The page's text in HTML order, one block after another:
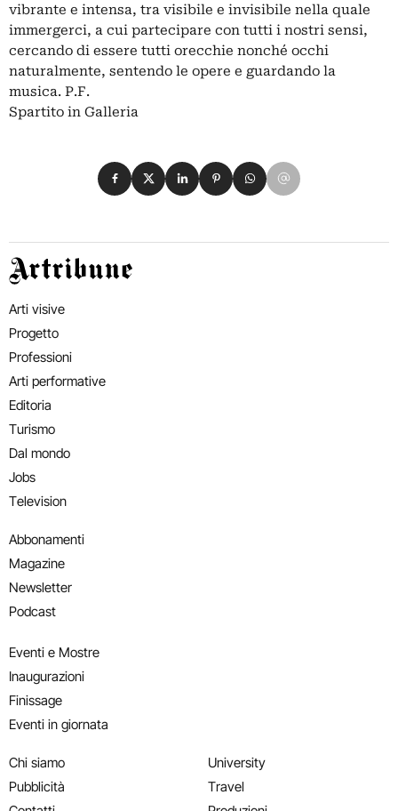
vibrante e intensa, tra visibile e invisibile nella quale
immergerci, a cui partecipare con tutti i nostri sensi,
cercando di essere tutti orecchie nonché occhi
naturalmente, sentendo le opere e guardando la
musica. P.F.
Spartito in Galleria
Condividi su Facebook
Condividi su X
Condividi su LinkedIn
Condividi su Pinterest
Condividi su WhatsApp
Condividi su Email
Artribune
Arti visive
Progetto
Professioni
Arti performative
Editoria
Turismo
Dal mondo
Jobs
Television
Abbonamenti
Magazine
Newsletter
Podcast
Eventi e Mostre
Inaugurazioni
Finissage
Eventi in giornata
Chi siamo
Pubblicità
University
Travel